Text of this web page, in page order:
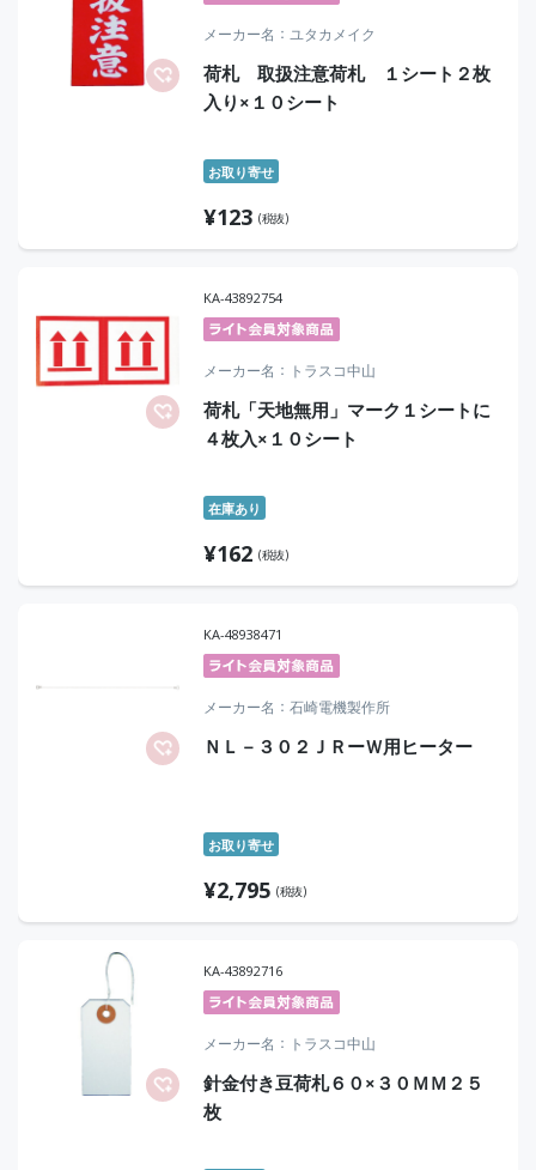
メーカー名 ユタカメイク
荷札 取扱注意荷札 １シート２枚
入り×１０シート
お取り寄せ
¥123 (税抜)
KA-43892754
メーカー名 トラスコ中山
荷札「天地無用」マーク１シートに
４枚入×１０シート
在庫あり
¥162 (税抜)
KA-48938471
メーカー名 石崎電機製作所
ＮＬ－３０２ＪＲーＷ用ヒーター
お取り寄せ
¥2,795 (税抜)
KA-43892716
メーカー名 トラスコ中山
針金付き豆荷札６０×３０ＭＭ２５
枚